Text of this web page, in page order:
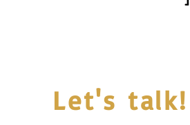
Let's talk!